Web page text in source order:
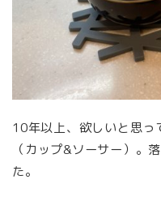
10年以上、欲しいと思っ
（カップ&ソーサー）。
た。